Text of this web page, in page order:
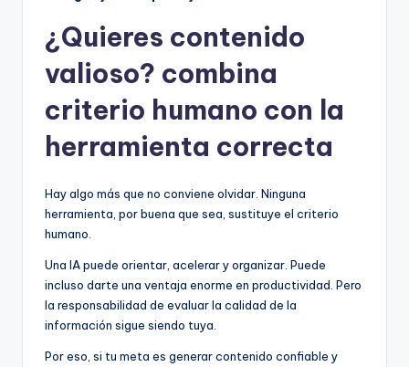
¿Quieres contenido
valioso? combina
criterio humano con la
herramienta correcta
Hay algo más que no conviene olvidar. Ninguna
herramienta, por buena que sea, sustituye el criterio
humano.
Una IA puede orientar, acelerar y organizar. Puede
incluso darte una ventaja enorme en productividad. Pero
la responsabilidad de evaluar la calidad de la
información sigue siendo tuya.
Por eso, si tu meta es generar contenido confiable y